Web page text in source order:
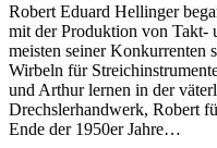
Robert Eduard Hellinger
mit der Produktion von Takt-
meisten seiner Konkurrenten
Wirbeln für
und Arthur lernen in der
Drechslerhandwerk, Robert
Ende der 1950er Jahre…